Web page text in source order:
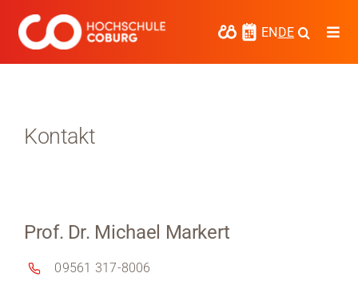
Inhalt
springen
ENDE
Regionalentwicklung
Entdecke die Region
Kontakt
Prof. Dr. Michael Markert
09561 317-8006